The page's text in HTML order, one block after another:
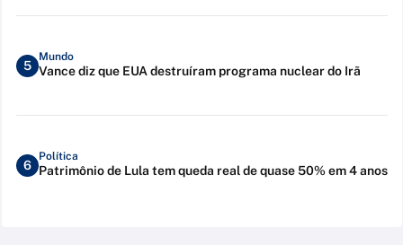
5
Mundo
Vance diz que EUA destruíram programa nuclear do Irã
6
Política
Patrimônio de Lula tem queda real de quase 50% em 4 anos